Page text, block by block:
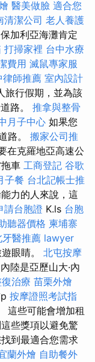
醫美做臉 適合您
清潔公司 老人養護
保加利亞海灘肯定
打掃家裡 台中水療
費用 滅鼠專家服
律師推薦 室內設計
旅行假期，並為該
路。 推拿與整骨
月子中心 如果您
路。 搬家公司推
在克羅地亞高速公
車 工商登記 谷歌
子餐 台北記帳士推
力的人來說，這
請台胞證 K.ls 台胞
聽器價格 柬埔寨
牙醫推薦 lawyer
眼睛。 北屯按摩
內陸是亞歷山大·內
治療 苗栗外燴
按摩證照考試指
這些可能會增加租
些獎項以避免驚
到最適合您需求
蘭外燴 自助餐外